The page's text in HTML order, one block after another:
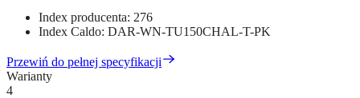
Index producenta: 276
Index Caldo: DAR-WN-TU150CHAL-T-PK
Przewiń do pełnej specyfikacji
Warianty
4